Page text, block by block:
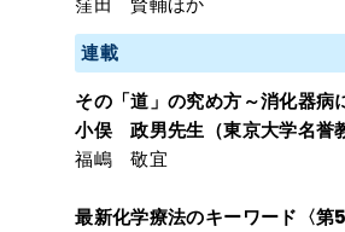
連載
その「道」の究め方～消化器病
小俣 政男先生（東京大学名誉
福嶋 敬宜
最新化学療法のキーワード〈第5